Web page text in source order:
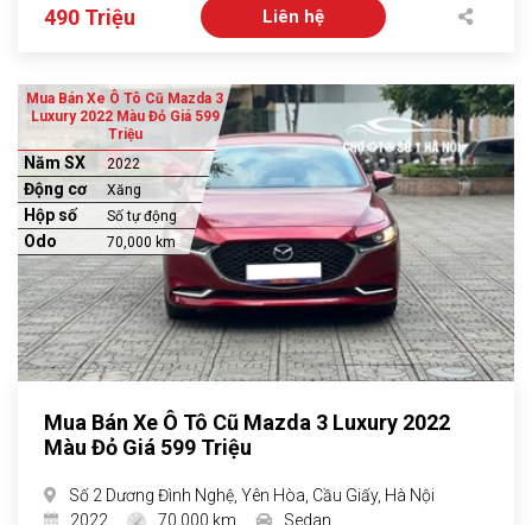
490 Triệu Liên hệ
Mua Bán Xe Ô Tô Cũ Mazda 3
Luxury 2022 Màu Đỏ Giá 599
Triệu
Năm SX 2022
Động cơ Xăng
Hộp số Số tự động
Odo 70,000 km
Mua Bán Xe Ô Tô Cũ Mazda 3 Luxury 2022
Màu Đỏ Giá 599 Triệu
Số 2 Dương Đình Nghệ, Yên Hòa, Cầu Giấy, Hà Nội
2022
70,000 km Sedan